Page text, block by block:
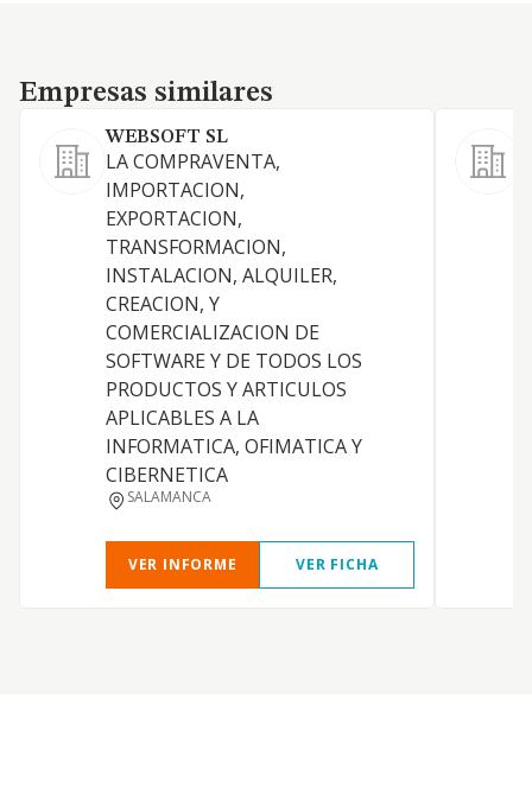
Empresas similares
Empresas similares
WEBSOFT SL
LA COMPRAVENTA,
IMPORTACION,
EXPORTACION,
TRANSFORMACION,
INSTALACION, ALQUILER,
CREACION, Y
COMERCIALIZACION DE
SOFTWARE Y DE TODOS LOS
PRODUCTOS Y ARTICULOS
APLICABLES A LA
INFORMATICA, OFIMATICA Y
CIBERNETICA
SALAMANCA
VER INFORME VER FICHA